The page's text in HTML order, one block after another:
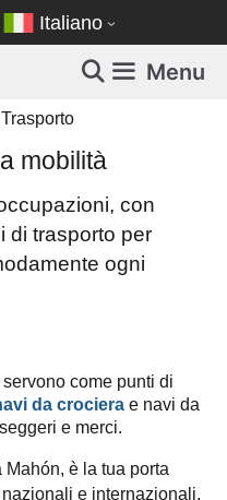
Italiano
Menu
Trasporto
mobilità
con
di trasporto per
ogni
servono come punti di
da crociera e navi da
e merci.
Mahón, è la tua porta
e internazionali,